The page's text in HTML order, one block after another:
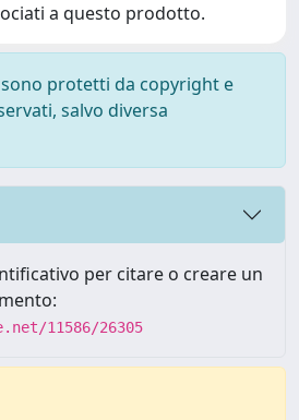
a questo prodotto.
protetti da copyright e
salvo diversa
per citare o creare un
11586/26305